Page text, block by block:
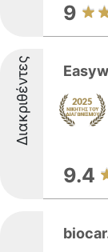
9
Διακριθέντες
9.4